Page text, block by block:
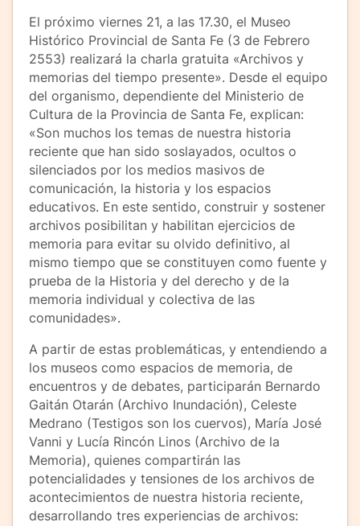
El próximo viernes 21, a las 17.30, el Museo
Histórico Provincial de Santa Fe (3 de Febrero
2553) realizará la charla gratuita «Archivos y
memorias del tiempo presente». Desde el equipo
del organismo, dependiente del Ministerio de
Cultura de la Provincia de Santa Fe, explican:
«Son muchos los temas de nuestra historia
reciente que han sido soslayados, ocultos o
silenciados por los medios masivos de
comunicación, la historia y los espacios
educativos. En este sentido, construir y sostener
archivos posibilitan y habilitan ejercicios de
memoria para evitar su olvido definitivo, al
mismo tiempo que se constituyen como fuente y
prueba de la Historia y del derecho y de la
memoria individual y colectiva de las
comunidades».
A partir de estas problemáticas, y entendiendo a
los museos como espacios de memoria, de
encuentros y de debates, participarán Bernardo
Gaitán Otarán (Archivo Inundación), Celeste
Medrano (Testigos son los cuervos), María José
Vanni y Lucía Rincón Linos (Archivo de la
Memoria), quienes compartirán las
potencialidades y tensiones de los archivos de
acontecimientos de nuestra historia reciente,
desarrollando tres experiencias de archivos: